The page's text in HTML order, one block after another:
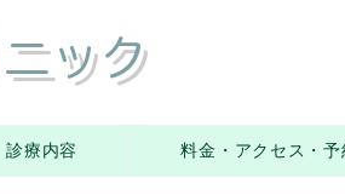
ック
診療内容 料金・アクセス・予